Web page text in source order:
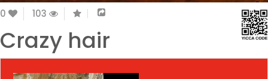
0 103
Crazy hair